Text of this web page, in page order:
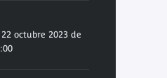
octubre 2023 de